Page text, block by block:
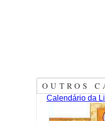
OUTROS
Calendário da